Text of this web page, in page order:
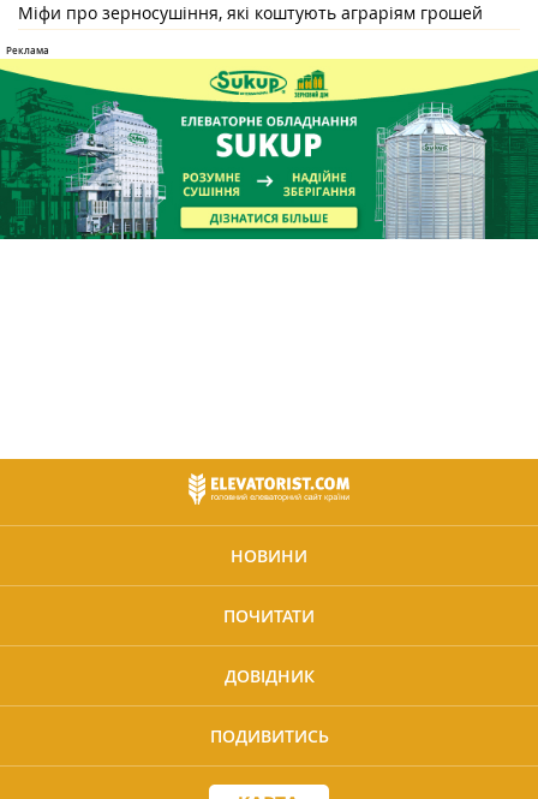
Міфи про зерносушіння, які коштують аграріям грошей
НОВИНИ
ПОЧИТАТИ
ДОВІДНИК
ПОДИВИТИСЬ